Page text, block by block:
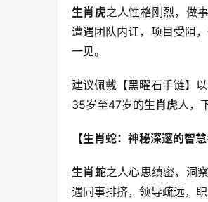
生肖虎之人性格刚烈，做
遭遇团队内讧，项目受阻
一见。
建议佩戴【黑曜石手链】
35岁至47岁的生肖虎人，
【生肖蛇：神秘深邃的智慧
生肖蛇之人心思缜密，洞
遇同事排挤，领导疏远，